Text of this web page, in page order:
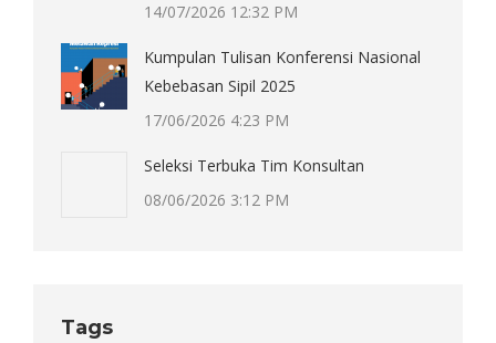
14/07/2026 12:32 PM
Kumpulan Tulisan Konferensi Nasional
Kebebasan Sipil 2025
17/06/2026 4:23 PM
Seleksi Terbuka Tim Konsultan
08/06/2026 3:12 PM
Tags